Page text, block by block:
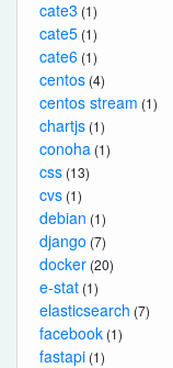
cate3 (1)
cate5 (1)
cate6 (1)
centos (4)
centos stream (1)
chartjs (1)
conoha (1)
css (13)
cvs (1)
debian (1)
django (7)
docker (20)
e-stat (1)
elasticsearch (7)
facebook (1)
fastapi (1)